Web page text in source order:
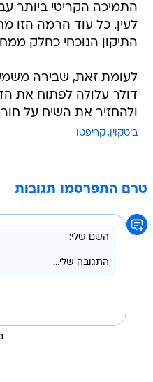
התמיכה הקריטי ביותר
לעין. כל עוד הרמה הזו
התיקון הנוכחי כחלק
דולר עלולה לפתוח את
ולהחזיר את השיח על
ביטקוין קריפטו
טרם התפרסמו תגובות